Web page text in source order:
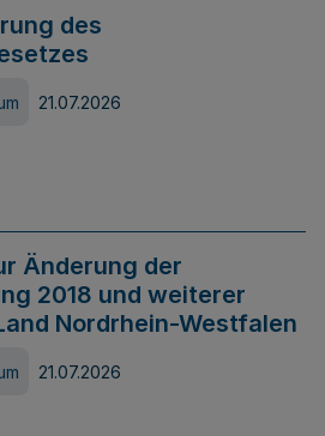
des
21.07.2026
Änderung der
2018 und weiterer
Nordrhein-Westfalen
21.07.2026